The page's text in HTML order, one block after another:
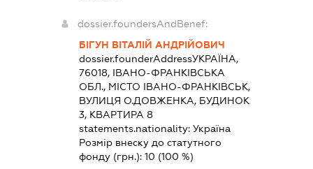
dossier.foundersAndBenef:
БІГУН ВІТАЛІЙ АНДРІЙОВИЧ
dossier.founderAddressУКРАЇНА,
76018, ІВАНО-ФРАНКІВСЬКА
ОБЛ., МІСТО ІВАНО-ФРАНКІВСЬК,
ВУЛИЦЯ О.ДОВЖЕНКА, БУДИНОК
3, КВАРТИРА 8
statements.nationality: Україна
Розмір внеску до статутного
фонду (грн.): 10 (100 %)